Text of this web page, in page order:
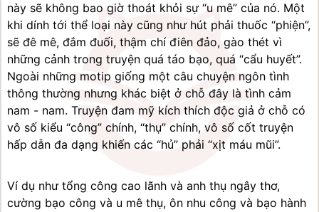
này sẽ không bao giờ thoát khỏi sự “u mê” của nó. Một
khi dính tới thể loại này cũng như hút phải thuốc “phiện”,
sẽ đê mê, đắm đuối, thậm chí điên đảo, gào thét vì
những cảnh trong truyện quá táo bạo, quá “cẩu huyết”.
Ngoài những motip giống một câu chuyện ngôn tình
thông thường nhưng khác biệt ở chỗ đây là tình cảm
nam - nam. Truyện đam mỹ kích thích độc giả ở chỗ có
vô số kiểu “công” chính, “thụ” chính, vô số cốt truyện
hấp dẫn đa dạng khiến các “hủ” phải “xịt máu mũi”.
Ví dụ như tổng công cao lãnh và anh thụ ngây thơ,
cường bạo công và u mê thụ, ôn nhu công và bạo hành